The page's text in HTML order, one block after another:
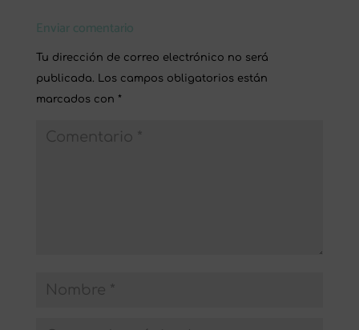
Enviar comentario
Tu dirección de correo electrónico no será
publicada. Los campos obligatorios están
marcados con *